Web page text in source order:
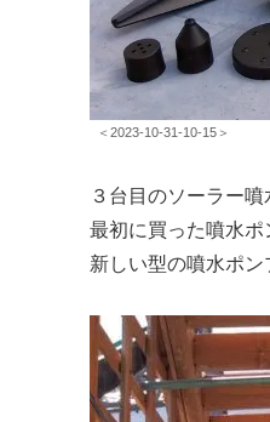
＜2023-10-31-10-15＞
３台目のソーラー
最初に買った噴水ポ
新しい型の噴水ポン